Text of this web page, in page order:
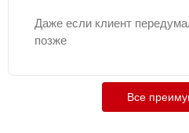
Даже если клиент
позже
Все